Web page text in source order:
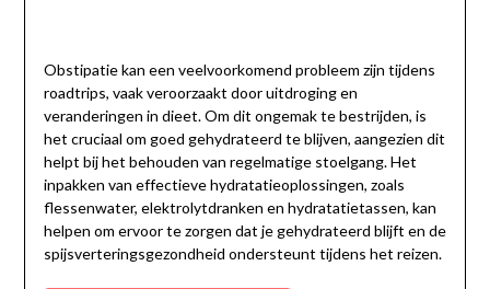
Obstipatie kan een veelvoorkomend probleem zijn tijdens
roadtrips, vaak veroorzaakt door uitdroging en
veranderingen in dieet. Om dit ongemak te bestrijden, is
het cruciaal om goed gehydrateerd te blijven, aangezien dit
helpt bij het behouden van regelmatige stoelgang. Het
inpakken van effectieve hydratatieoplossingen, zoals
flessenwater, elektrolytdranken en hydratatietassen, kan
helpen om ervoor te zorgen dat je gehydrateerd blijft en de
spijsverteringsgezondheid ondersteunt tijdens het reizen.